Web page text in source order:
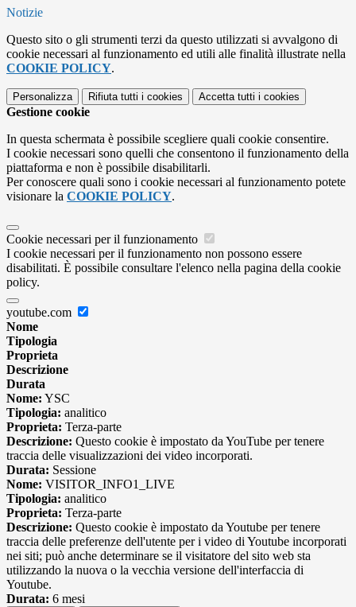
Notizie
Questo sito o gli strumenti terzi da questo utilizzati si avvalgono di
cookie necessari al funzionamento ed utili alle finalità illustrate nella
COOKIE POLICY.
Personalizza Rifiuta tutti i cookies Accetta tutti i cookies
Gestione cookie
In questa schermata è possibile scegliere quali cookie consentire.
I cookie necessari sono quelli che consentono il funzionamento della
piattaforma e non è possibile disabilitarli.
Per conoscere quali sono i cookie necessari al funzionamento potete
visionare la COOKIE POLICY.
Cookie necessari per il funzionamento
I cookie necessari per il funzionamento non possono essere
disabilitati. È possibile consultare l'elenco nella pagina della cookie
policy.
youtube.com
Nome
Tipologia
Proprieta
Descrizione
Durata
Nome: YSC
Tipologia: analitico
Proprieta: Terza-parte
Descrizione: Questo cookie è impostato da YouTube per tenere
traccia delle visualizzazioni dei video incorporati.
Durata: Sessione
Nome: VISITOR_INFO1_LIVE
Tipologia: analitico
Proprieta: Terza-parte
Descrizione: Questo cookie è impostato da Youtube per tenere
traccia delle preferenze dell'utente per i video di Youtube incorporati
nei siti; può anche determinare se il visitatore del sito web sta
utilizzando la nuova o la vecchia versione dell'interfaccia di
Youtube.
Durata: 6 mesi